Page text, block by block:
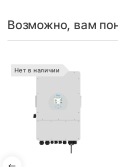
Возможно, вам
Нет в наличии